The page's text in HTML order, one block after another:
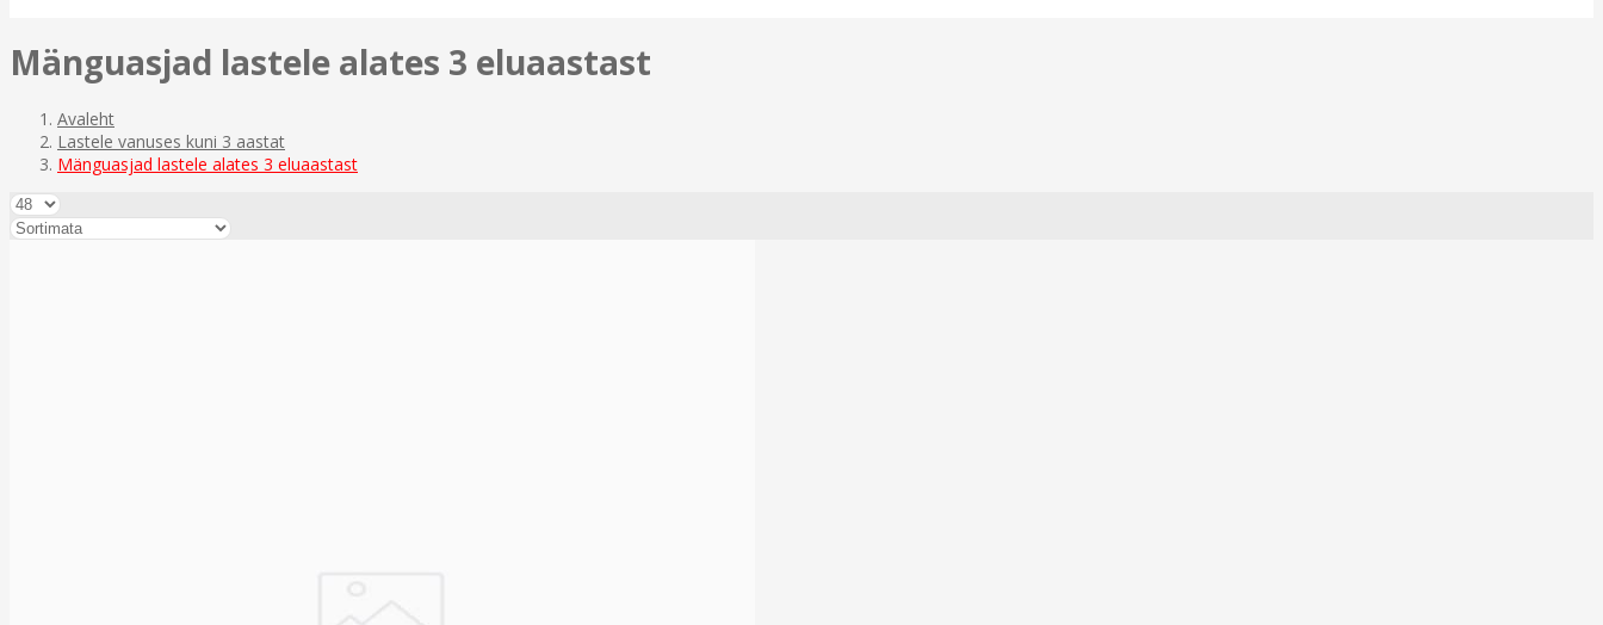
Mänguasjad lastele alates 3 eluaastast
Avaleht
Lastele vanuses kuni 3 aastat
Mänguasjad lastele alates 3 eluaastast